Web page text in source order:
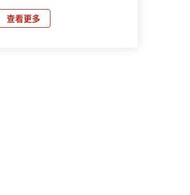
查看更多